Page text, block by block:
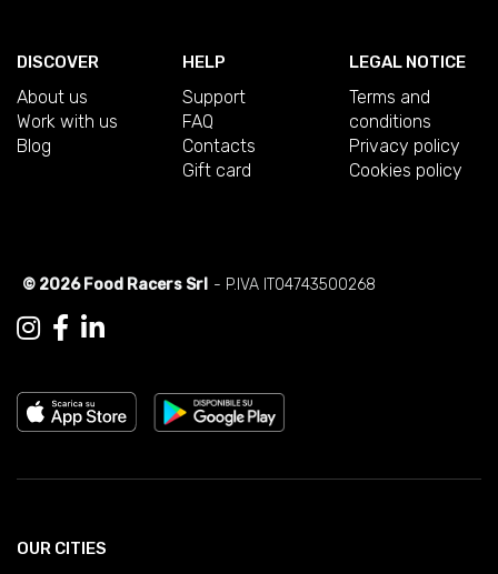
DISCOVER
About us
Work with us
Blog
HELP
Support
FAQ
Contacts
Gift card
LEGAL NOTICE
Terms and
conditions
Privacy policy
Cookies policy
© 2026 Food Racers Srl - P.IVA IT04743500268
OUR CITIES